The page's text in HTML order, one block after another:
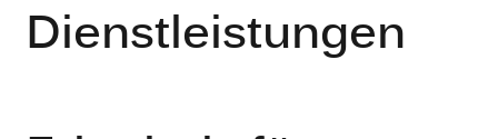
Dienstleistungen